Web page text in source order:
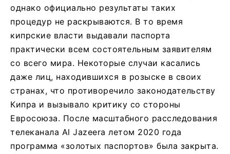
однако официально результаты таких
процедур не раскрываются. В то время
кипрские власти выдавали паспорта
практически всем состоятельным заявителям
со всего мира. Некоторые случаи касались
даже лиц, находившихся в розыске в своих
странах, что противоречило законодательству
Кипра и вызывало критику со стороны
Евросоюза. После масштабного расследования
телеканала Al Jazeera летом 2020 года
программа «золотых паспортов» была закрыта.